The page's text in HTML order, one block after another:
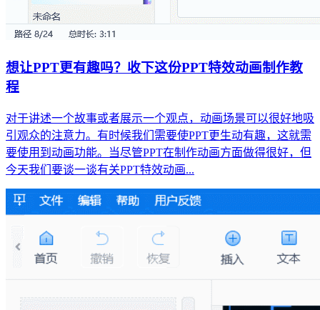
想让PPT更有趣吗？收下这份PPT特效动画制作教
程
对于讲述一个故事或者展示一个观点，动画场景可以很好地吸
引观众的注意力。有时候我们需要使PPT更生动有趣，这就需
要使用到动画功能。当尽管PPT在制作动画方面做得很好，但
今天我们要谈一谈有关PPT特效动画...